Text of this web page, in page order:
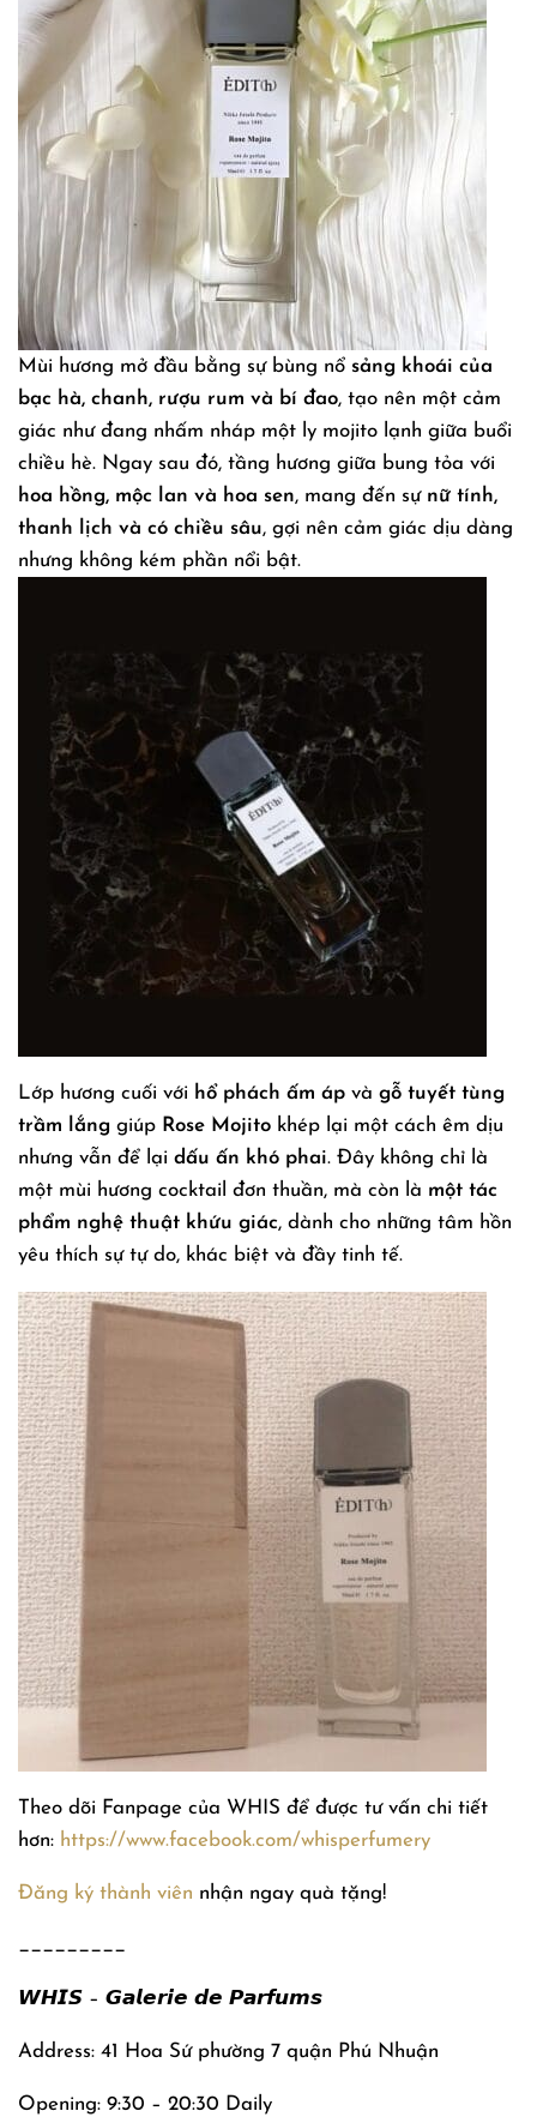
Mùi hương mở đầu bằng sự bùng nổ sảng khoái của
bạc hà, chanh, rượu rum và bí đao, tạo nên một cảm
giác như đang nhấm nháp một ly mojito lạnh giữa buổi
chiều hè. Ngay sau đó, tầng hương giữa bung tỏa với
hoa hồng, mộc lan và hoa sen, mang đến sự nữ tính,
thanh lịch và có chiều sâu, gợi nên cảm giác dịu dàng
nhưng không kém phần nổi bật.
Lớp hương cuối với hổ phách ấm áp và gỗ tuyết tùng
trầm lắng giúp Rose Mojito khép lại một cách êm dịu
nhưng vẫn để lại dấu ấn khó phai. Đây không chỉ là
một mùi hương cocktail đơn thuần, mà còn là một tác
phẩm nghệ thuật khứu giác, dành cho những tâm hồn
yêu thích sự tự do, khác biệt và đầy tinh tế.
Theo dõi Fanpage của WHIS để được tư vấn chi tiết
hơn: https://www.facebook.com/whisperfumery
Đăng ký thành viên nhận ngay quà tặng!
_________
𝙒𝙃𝙄𝙎 – 𝙂𝙖𝙡𝙚𝙧𝙞𝙚 𝙙𝙚 𝙋𝙖𝙧𝙛𝙪𝙢𝙨
Address: 41 Hoa Sứ phường 7 quận Phú Nhuận
Opening: 9:30 – 20:30 Daily